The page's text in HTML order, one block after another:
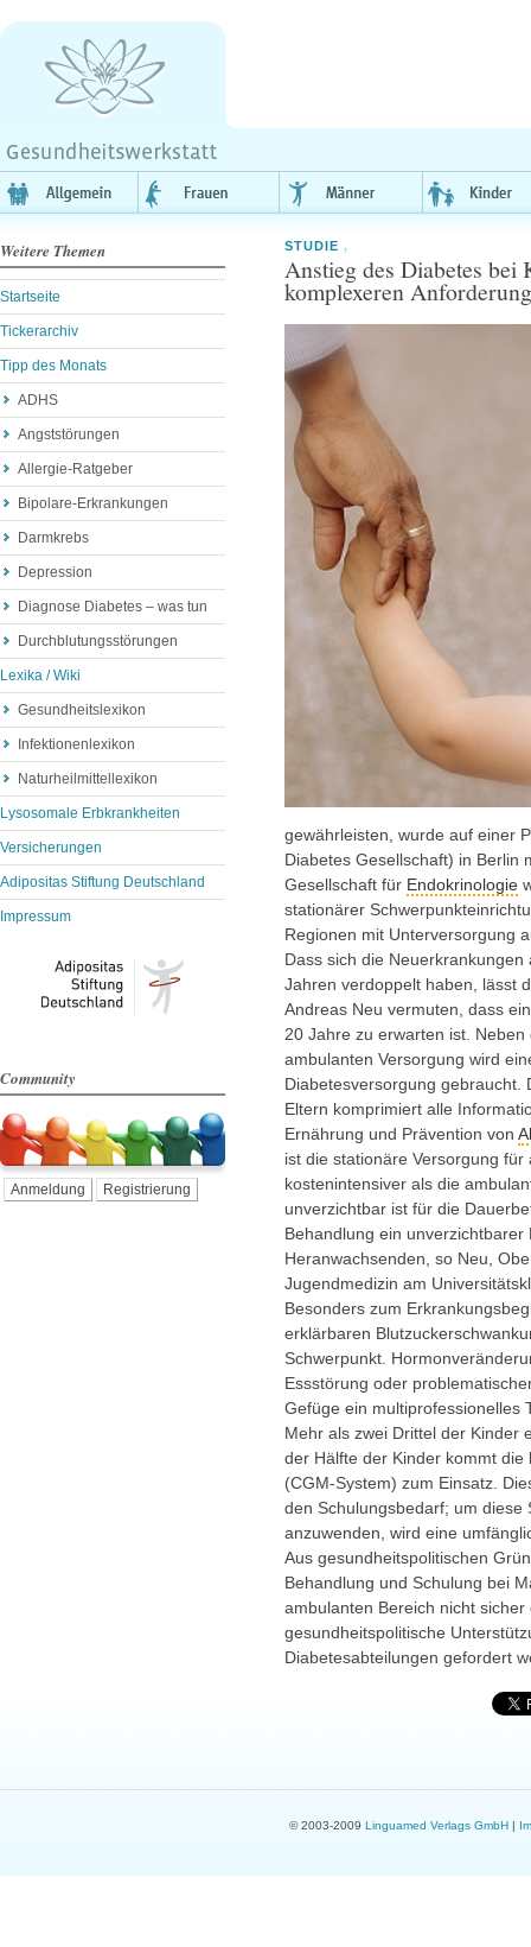
Weitere Themen
Startseite
Tickerarchiv
Tipp des Monats
ADHS
Angststörungen
Allergie-Ratgeber
Bipolare-Erkrankungen
Darmkrebs
Depression
Diagnose Diabetes – was tun
Durchblutungsstörungen
Lexika / Wiki
Gesundheitslexikon
Infektionenlexikon
Naturheilmittellexikon
Lysosomale Erbkrankheiten
Versicherungen
Adipositas Stiftung Deutschland
Impressum
Community
Anmeldung Registrierung
STUDIE ,
Anstieg des Diabetes
komplexeren Anforderung
gewährleisten, wurde auf einer
Diabetes Gesellschaft) in Berlin
Gesellschaft für Endokrinologie
stationärer
Regionen mit Unterversorgung
Dass sich die
Jahren verdoppelt haben, lässt
Andreas Neu vermuten, dass
20 Jahre zu erwarten ist.
ambulanten Versorgung wird
Diabetesversorgung gebraucht.
Eltern komprimiert alle
Ernährung und Prävention von
ist die stationäre Versorgung
kostenintensiver als die
unverzichtbar ist für die
Behandlung ein
Heranwachsenden, so Neu,
Jugendmedizin am
Besonders zum
erklärbaren
Schwerpunkt.
Essstörung oder
Gefüge ein multiprofessionelles
Mehr als zwei Drittel der Kinder
der Hälfte der Kinder kommt
(CGM-System) zum Einsatz.
den Schulungsbedarf; um
anzuwenden, wird eine
Aus gesundheitspolitischen
Behandlung und Schulung bei
ambulanten Bereich nicht
gesundheitspolitische
Diabetesabteilungen gefordert
© 2003-2009 Linguamed Verlags GmbH|